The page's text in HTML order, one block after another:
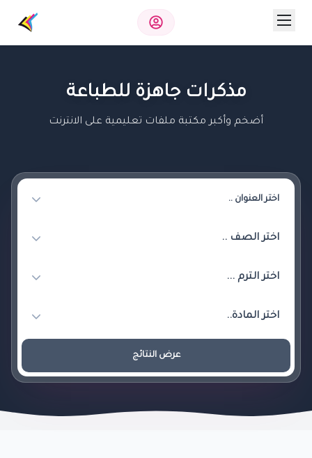
مذكرات جاهزة للطباعة
أضخم وأكبر مكتبة ملفات تعليمية على الانترنت
عرض النتائج